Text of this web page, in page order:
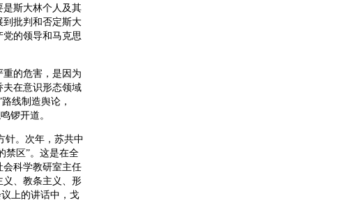
是斯大林个人及其
到批判和否定斯大
的领导和马克思
的危害，是因为
夫在意识形态领域
线制造舆论，
锣开道。
针。次年，苏共中
禁区”。这是在全
会科学教研室主任
义、教条主义、形
上的讲话中，戈